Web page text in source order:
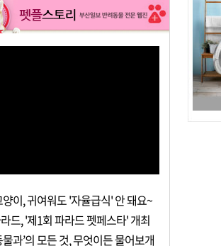
이, 귀여워도 '자율급식' 안 돼요~
드, '제1회 파라드 펫페스타' 개최
물과’의 모든 것, 무엇이든 물어보개